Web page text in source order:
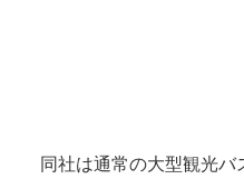
同社は通常の大型観光バ